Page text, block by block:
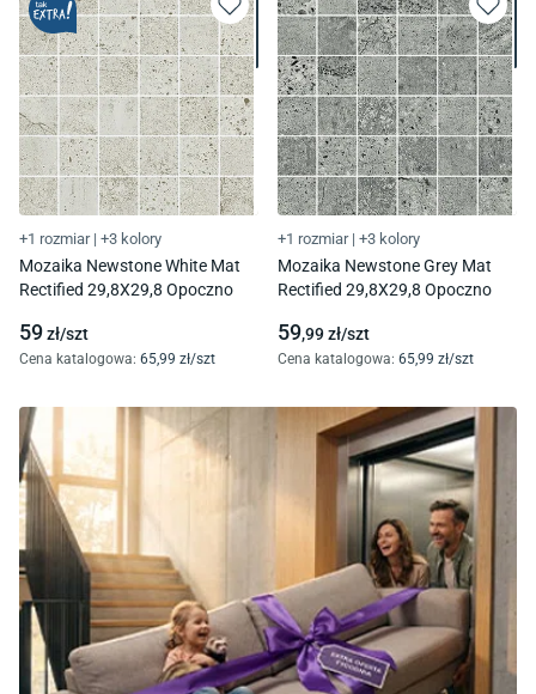
+1 rozmiar | +3 kolory
Mozaika Newstone White Mat
Rectified 29,8X29,8 Opoczno
59zł/szt
Cena katalogowa: 65,99 zł/szt
+1 rozmiar | +3 kolory
Mozaika Newstone Grey Mat
Rectified 29,8X29,8 Opoczno
59,99zł/szt
Cena katalogowa: 65,99 zł/szt